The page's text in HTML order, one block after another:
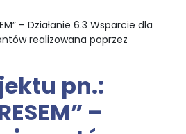
– Działanie 6.3 Wsparcie dla
realizowana poprzez
pn.:
–